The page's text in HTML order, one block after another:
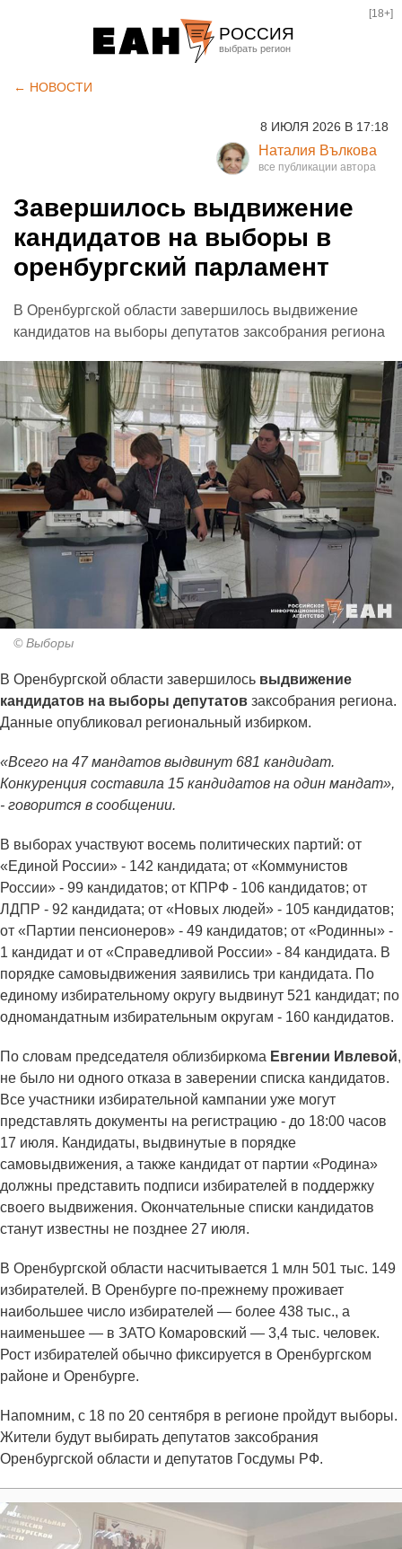
РОССИЯ
Курган
Оренбург
[18+]
← НОВОСТИ
8 ИЮЛЯ 2026 В 17:18
Наталия Вълкова
Завершилось выдвижение
кандидатов на выборы в
оренбургский парламент
В Оренбургской области завершилось выдвижение
кандидатов на выборы депутатов заксобрания региона
© Выборы
В Оренбургской области завершилось выдвижение
кандидатов на выборы депутатов заксобрания региона.
Данные опубликовал региональный избирком.
«Всего на 47 мандатов выдвинут 681 кандидат.
Конкуренция составила 15 кандидатов на один мандат»,
- говорится в сообщении.
В выборах участвуют восемь политических партий: от
«Единой России» - 142 кандидата; от «Коммунистов
России» - 99 кандидатов; от КПРФ - 106 кандидатов; от
ЛДПР - 92 кандидата; от «Новых людей» - 105 кандидатов;
от «Партии пенсионеров» - 49 кандидатов; от «Родинны» -
1 кандидат и от «Справедливой России» - 84 кандидата. В
порядке самовыдвижения заявились три кандидата. По
единому избирательному округу выдвинут 521 кандидат; по
одномандатным избирательным округам - 160 кандидатов.
По словам председателя облизбиркома Евгении Ивлевой,
не было ни одного отказа в заверении списка кандидатов.
Все участники избирательной кампании уже могут
представлять документы на регистрацию - до 18:00 часов
17 июля. Кандидаты, выдвинутые в порядке
самовыдвижения, а также кандидат от партии «Родина»
должны представить подписи избирателей в поддержку
своего выдвижения. Окончательные списки кандидатов
станут известны не позднее 27 июля.
В Оренбургской области насчитывается 1 млн 501 тыс. 149
избирателей. В Оренбурге по-прежнему проживает
наибольшее число избирателей — более 438 тыс., а
наименьшее — в ЗАТО Комаровский — 3,4 тыс. человек.
Рост избирателей обычно фиксируется в Оренбургском
районе и Оренбурге.
Напомним, с 18 по 20 сентября в регионе пройдут выборы.
Жители будут выбирать депутатов заксобрания
Оренбургской области и депутатов Госдумы РФ.